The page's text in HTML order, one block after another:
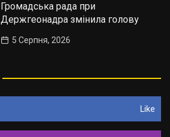
Громадська рада при
Держгеонадра змінила голову
5 Серпня, 2026
Like